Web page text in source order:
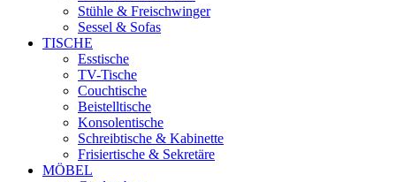
Stühle & Freischwinger
Sessel & Sofas
TISCHE
Esstische
TV-Tische
Couchtische
Beistelltische
Konsolentische
Schreibtische & Kabinette
Frisiertische & Sekretäre
MÖBEL